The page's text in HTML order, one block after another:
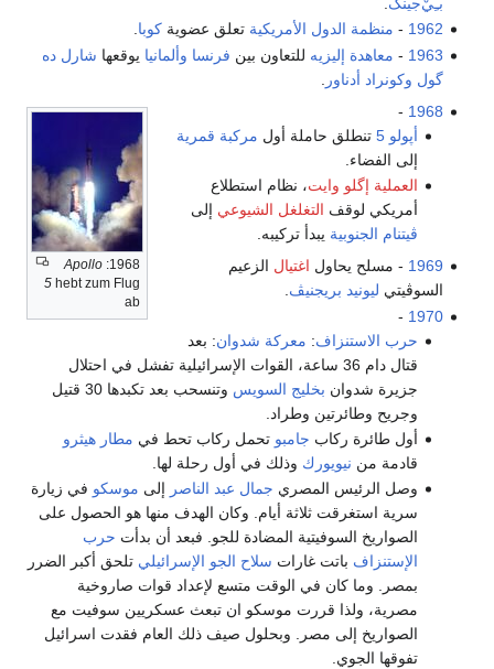
1962
- منظمة الدول الأمريكية تعلق عضويةكوبا.
1963
- معاهدة إليزيه للتعاون بين فرنسا وألمانيا يوقعها شارل ده
گول وكونراد أدناور
1968:
Apollo
5 hebt zum Flug
ab
1968
-
أپولو 5
تنطلق حاملة أول مركبة قمرية
إلى الفضاء.
العملية إگلو وايت، نظام استطلاع
أمريكي لوقف التغلغل الشيوعي إلى
ڤيتنام الجنوبية يبدأ تركيبه.
1969 - مسلح يحاول اغتيال الزعيم
السوڤيتي ليونيد بريجنيڤ.
1970
-
حرب الاستنزاف: معركة شدوان: بعد
قتال دام 36 ساعة، القوات الإسرائيلية تفشل في احتلال
جزيرة شدوان بخليج السويس
وتنسحب بعد تكبدها 30 قتيل
وجريح وطائرتين وطراد.
أول طائرة ركاب جامبو تحمل ركاب تحط في مطار هيثرو
قادمة من نيويورك وذلك في أول رحلة لها.
وصل الرئيس المصري جمال عبد الناصر إلى موسكو في زيارة
سرية استغرقت ثلاثة أيام. وكان الهدف منها هو الحصول على
الصواريخ السوفيتية المضادة للجو. فبعد أن بدأت حرب
الإستنزاف باتت غارات سلاح الجو الإسرائيلي تلحق أكبر الضرر
بمصر. وما كان في الوقت متسع لإعداد قوات صاروخية
مصرية، ولذا قررت موسكو ان تبعث عسكريين سوفيت مع
الصواريخ إلى مصر. وبحلول صيف ذلك العام فقدت اسرائيل
تفوقها الجوي.